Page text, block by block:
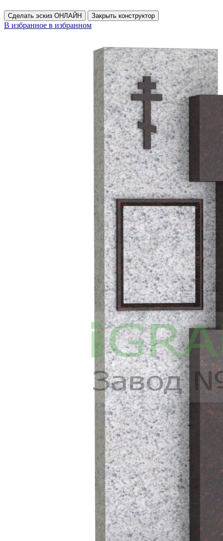
Сделать эскиз ОНЛАЙН Закрыть конструктор
В избранное в избранном